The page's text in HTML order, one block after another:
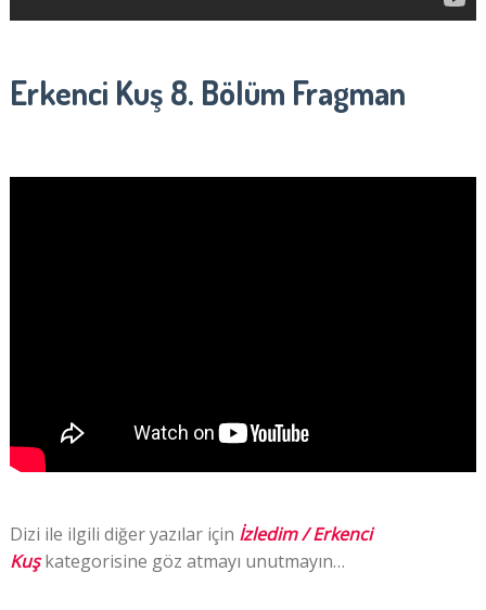
Erkenci Kuş 8. Bölüm Fragman
Dizi ile ilgili diğer yazılar için İzledim /Erkenci
Kuş kategorisine göz atmayı unutmayın…